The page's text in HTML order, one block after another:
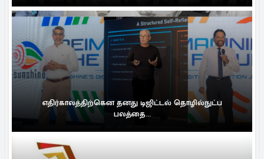
எதிர்காலத்திற்கென தனது டிஜிட்டல் தொழில்நுட்ப
பலத்தை...